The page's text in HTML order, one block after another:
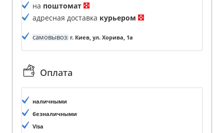
на поштомат
адресная доставка курьером
самовывоз: г. Киев, ул. Хорива, 1а
Оплата
наличными
безналичными
Visa